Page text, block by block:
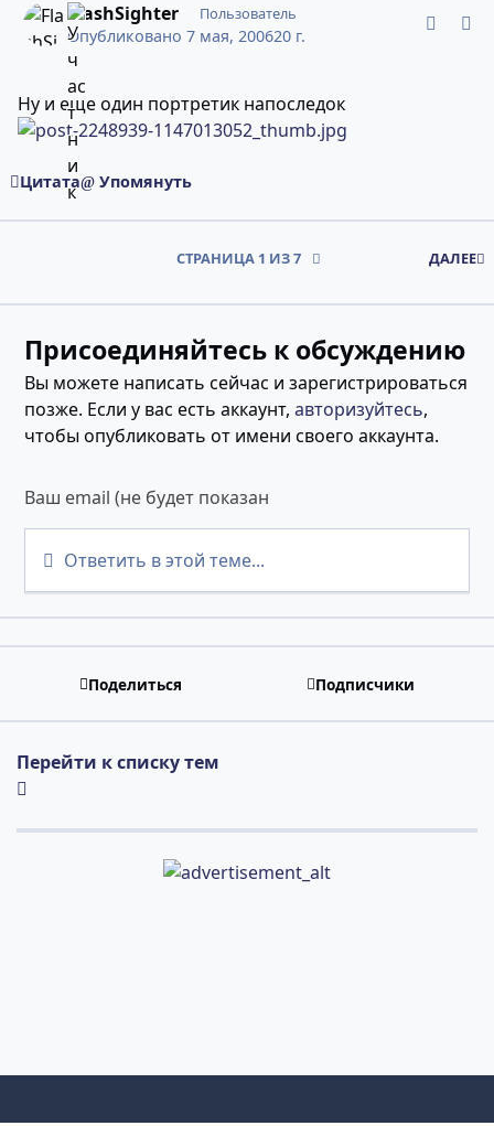
FlashSighter Пользователь
Опубликовано 7 мая, 200620 г.
Ну и еще один портретик напоследок
Цитата Упомянуть
ДАЛЕЕ
СТРАНИЦА 1 ИЗ 7
Присоединяйтесь к обсуждению
Вы можете написать сейчас и зарегистрироваться
позже. Если у вас есть аккаунт,авторизуйтесь,
чтобы опубликовать от имени своего аккаунта.
Ответить в этой теме...
Поделиться Подписчики
Перейти к списку тем